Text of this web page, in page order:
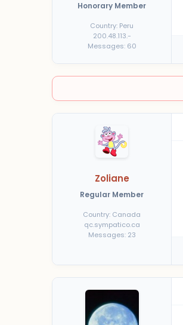
Honorary Member
Country: Peru
200.48.113.-
Messages: 60
Zoliane
Regular Member
Country: Canada
qc.sympatico.ca
Messages: 23